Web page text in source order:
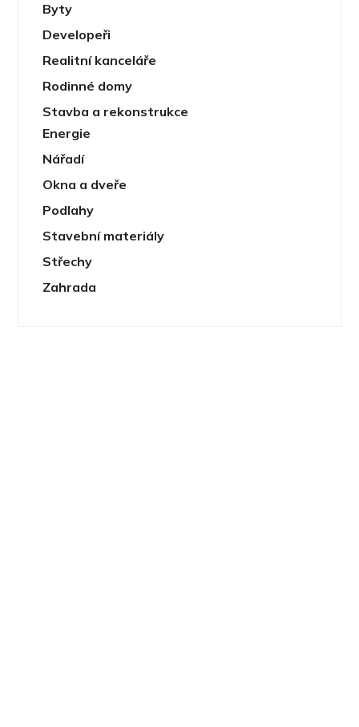
Byty
Developeři
Realitní kanceláře
Rodinné domy
Stavba a rekonstrukce
Energie
Nářadí
Okna a dveře
Podlahy
Stavební materiály
Střechy
Zahrada